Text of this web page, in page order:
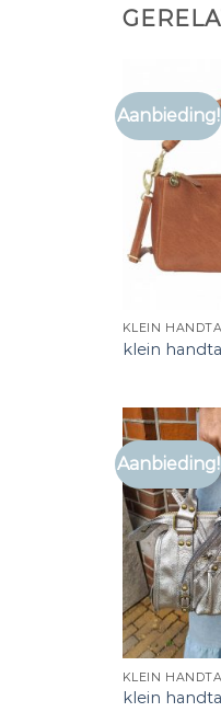
Aanbieding!
KLEIN
klein
Aanbieding!
KLEIN
klein